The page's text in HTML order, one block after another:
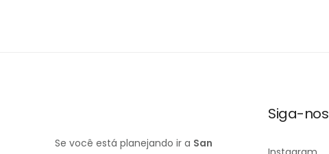
Se você está planejando ir a San
Siga-nos